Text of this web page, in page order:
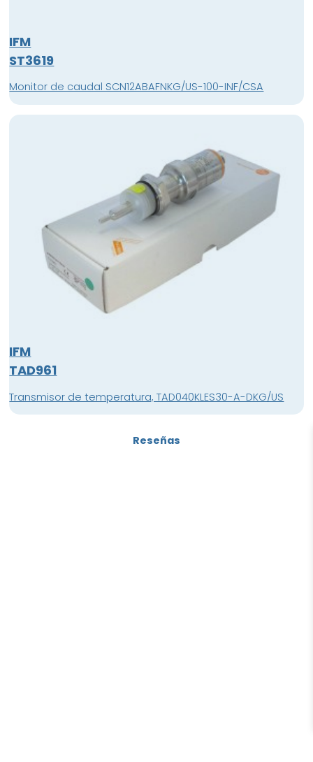
IFM
ST3619
Monitor de caudal SCN12ABAFNKG/US-100-INF/CSA
IFM
TAD961
Transmisor de temperatura, TAD040KLES30-A-DKG/US
Reseñas